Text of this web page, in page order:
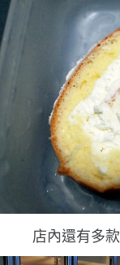
店內還有多款